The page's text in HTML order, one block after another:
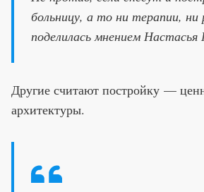
больницу, а то ни терапии,
поделилась мнением Настасья
Другие считают постройку —
архитектуры.